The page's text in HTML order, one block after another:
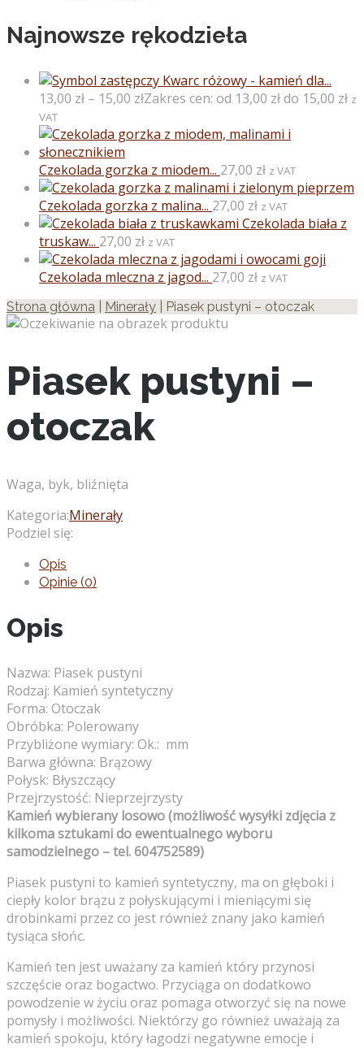
Najnowsze rękodzieła
Kwarc różowy - kamień dla...
13,00 zł – 15,00 złZakres cen: od 13,00 zł do 15,00 zł z
VAT
Czekolada gorzka z miodem... 27,00 zł z VAT
Czekolada gorzka z malina... 27,00 zł z VAT
Czekolada biała z
truskaw... 27,00 zł z VAT
Czekolada mleczna z jagod... 27,00 zł z VAT
Strona główna Minerały | Piasek pustyni – otoczak
Piasek pustyni –
otoczak
Waga, byk, bliźnięta
Kategoria:Minerały
Podziel się:
Opis
Opinie (0)
Opis
Nazwa: Piasek pustyni
Rodzaj: Kamień syntetyczny
Forma: Otoczak
Obróbka: Polerowany
Przybliżone wymiary: Ok.: mm
Barwa główna: Brązowy
Połysk: Błyszczący
Przejrzystość: Nieprzejrzysty
Kamień wybierany losowo (możliwość wysyłki zdjęcia z
kilkoma sztukami do ewentualnego wyboru
samodzielnego – tel. 604752589)
Piasek pustyni to kamień syntetyczny, ma on głęboki i
ciepły kolor brązu z połyskującymi i mieniącymi się
drobinkami przez co jest również znany jako kamień
tysiąca słońc.
Kamień ten jest uważany za kamień który przynosi
szczęście oraz bogactwo. Przyciąga on dodatkowo
powodzenie w życiu oraz pomaga otworzyć się na nowe
pomysły i możliwości. Niektórzy go również uważają za
kamień spokoju, który łagodzi negatywne emocje i